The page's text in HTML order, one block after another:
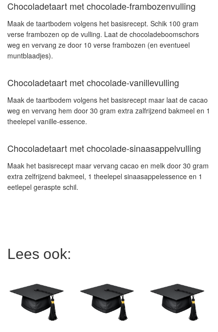
Chocoladetaart met chocolade-frambozenvulling
Maak de taartbodem volgens het basisrecept. Schik 100 gram
verse frambozen op de vulling. Laat de chocoladeboomschors
weg en vervang ze door 10 verse frambozen (en eventueel
muntblaadjes).
Chocoladetaart met chocolade-vanillevulling
Maak de taartbodem volgens het basisrecept maar laat de cacao
weg en vervang hem door 30 gram extra zalfrijzend bakmeel en 1
theelepel vanille-essence.
Chocoladetaart met chocolade-sinaasappelvulling
Maak het basisrecept maar vervang cacao en melk door 30 gram
extra zelfrijzend bakmeel, 1 theelepel sinaasappelessence en 1
eetlepel geraspte schil.
Lees ook: